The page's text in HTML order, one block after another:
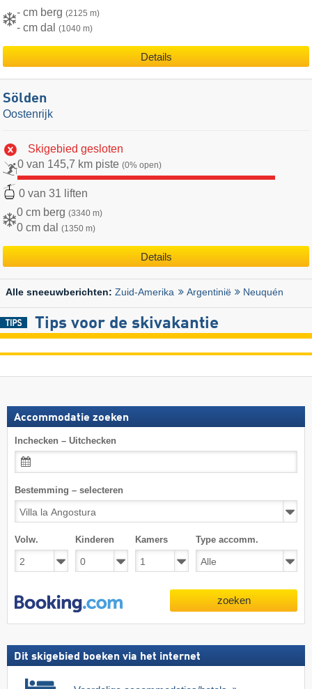
- cm berg (2125 m)
- cm dal (1040 m)
Details
Sölden
Oostenrijk
Skigebied gesloten
0 van 145,7 km piste (0% open)
0 van 31 liften
0 cm berg (3340 m)
0 cm dal (1350 m)
Details
Alle sneeuwberichten: Zuid-Amerika Argentinië Neuquén
Tips voor de skivakantie
Accommodatie zoeken
Inchecken – Uitchecken
Bestemming – selecteren
Volw. Kinderen Kamers Type accomm.
zoeken
Dit skigebied boeken via het internet